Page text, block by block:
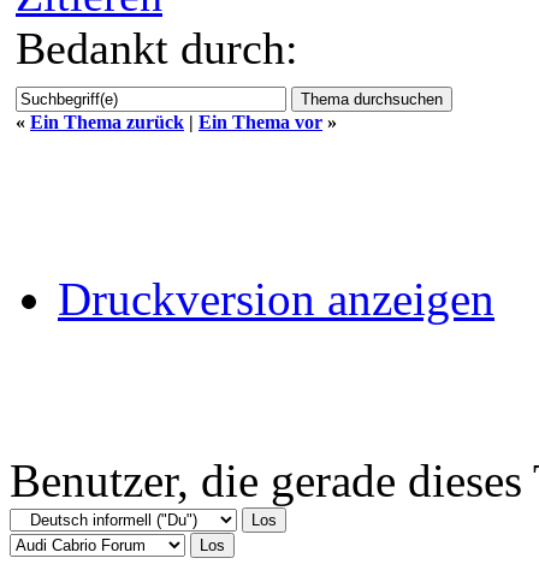
Bedankt durch:
« Ein Thema zurück | Ein Thema vor »
Druckversion anzeigen
Benutzer, die gerade